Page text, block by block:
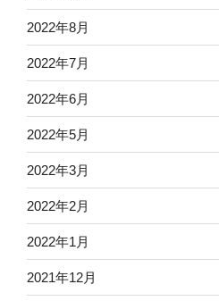
2022年8月
2022年7月
2022年6月
2022年5月
2022年3月
2022年2月
2022年1月
2021年12月